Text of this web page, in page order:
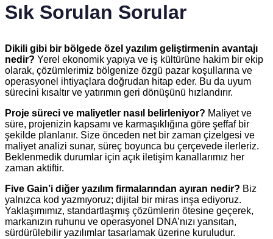
Sık Sorulan Sorular
Dikili gibi bir bölgede özel yazılım geliştirmenin avantajı
nedir? Yerel ekonomik yapıya ve iş kültürüne hakim bir ekip
olarak, çözümlerimiz bölgenize özgü pazar koşullarına ve
operasyonel ihtiyaçlara doğrudan hitap eder. Bu da uyum
sürecini kısaltır ve yatırımın geri dönüşünü hızlandırır.
Proje süreci ve maliyetler nasıl belirleniyor? Maliyet ve
süre, projenizin kapsamı ve karmaşıklığına göre şeffaf bir
şekilde planlanır. Size önceden net bir zaman çizelgesi ve
maliyet analizi sunar, süreç boyunca bu çerçevede ilerleriz.
Beklenmedik durumlar için açık iletişim kanallarımız her
zaman aktiftir.
Five Gain’i diğer yazılım firmalarından ayıran nedir? Biz
yalnızca kod yazmıyoruz; dijital bir miras inşa ediyoruz.
Yaklaşımımız, standartlaşmış çözümlerin ötesine geçerek,
markanızın ruhunu ve operasyonel DNA’nızı yansıtan,
sürdürülebilir yazılımlar tasarlamak üzerine kuruludur.